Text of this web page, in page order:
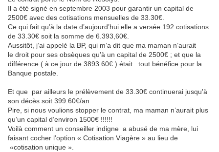
Il a été signé en septembre 2003 pour garantir un capital de
2500€ avec des cotisations mensuelles de 33.30€.
Ce qui fait qu’à la date d’aujourd’hui elle a versée 192 cotisations
de 33.30€ soit la somme de 6.393,60€.
Aussitôt, j’ai appelé la BP, qui m’a dit que ma maman n’aurait
le droit pour ses obsèques qu’à un capital de 2500€ ; et que la
différence ( à ce jour de 3893.60€ ) était tout bénéfice pour la
Banque postale.
Et que par ailleurs le prélèvement de 33.30€ continuerai jusqu'à
son décès soit 399.60€/an
Pire, si nous voulions stopper le contrat, ma maman n’aurait plus
qu’un capital d’environ 1500€ !!!!!!
Voilà comment un conseiller indigne a abusé de ma mère, lui
faisant cocher l’option « Cotisation Viagère » au lieu de
«cotisation unique ».